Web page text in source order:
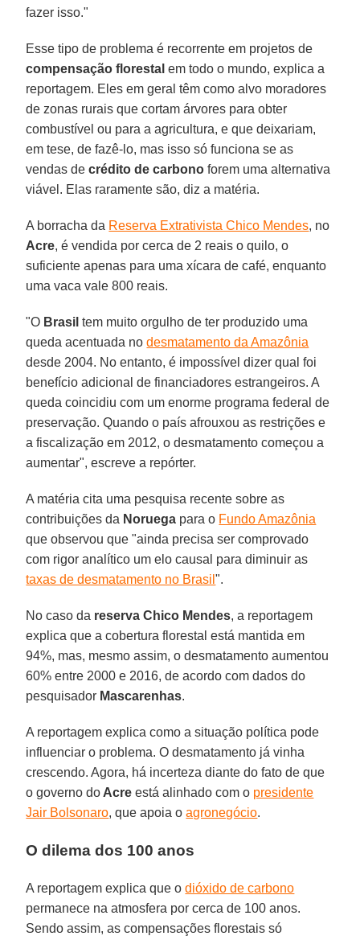
fazer isso."
Esse tipo de problema é recorrente em projetos de
compensação florestal em todo o mundo, explica a
reportagem. Eles em geral têm como alvo moradores
de zonas rurais que cortam árvores para obter
combustível ou para a agricultura, e que deixariam,
em tese, de fazê-lo, mas isso só funciona se as
vendas decrédito de carbono forem uma alternativa
viável. Elas raramente são, diz a matéria.
A borracha da Reserva Extrativista Chico Mendes, no
Acre, é vendida por cerca de 2 reais o quilo, o
suficiente apenas para uma xícara de café, enquanto
uma vaca vale 800 reais.
"O Brasil tem muito orgulho de ter produzido uma
queda acentuada nodesmatamento da Amazônia
desde 2004. No entanto, é impossível dizer qual foi
benefício adicional de financiadores estrangeiros. A
queda coincidiu com um enorme programa federal de
preservação. Quando o país afrouxou as restrições e
a fiscalização em 2012, o desmatamento começou a
aumentar", escreve a repórter.
A matéria cita uma pesquisa recente sobre as
contribuições da Noruega para o Fundo Amazônia
que observou que "ainda precisa ser comprovado
com rigor analítico um elo causal para diminuir as
taxas de desmatamento no Brasil".
No caso da reserva Chico Mendes, a reportagem
explica que a cobertura florestal está mantida em
94%, mas, mesmo assim, o desmatamento aumentou
60% entre 2000 e 2016, de acordo com dados do
pesquisador Mascarenhas.
A reportagem explica como a situação política pode
influenciar o problema. O desmatamento já vinha
crescendo. Agora, há incerteza diante do fato de que
o governo do Acre está alinhado com o presidente
Jair Bolsonaro, que apoia oagronegócio.
O dilema dos 100 anos
A reportagem explica que odióxido de carbono
permanece na atmosfera por cerca de 100 anos.
Sendo assim, as compensações florestais só